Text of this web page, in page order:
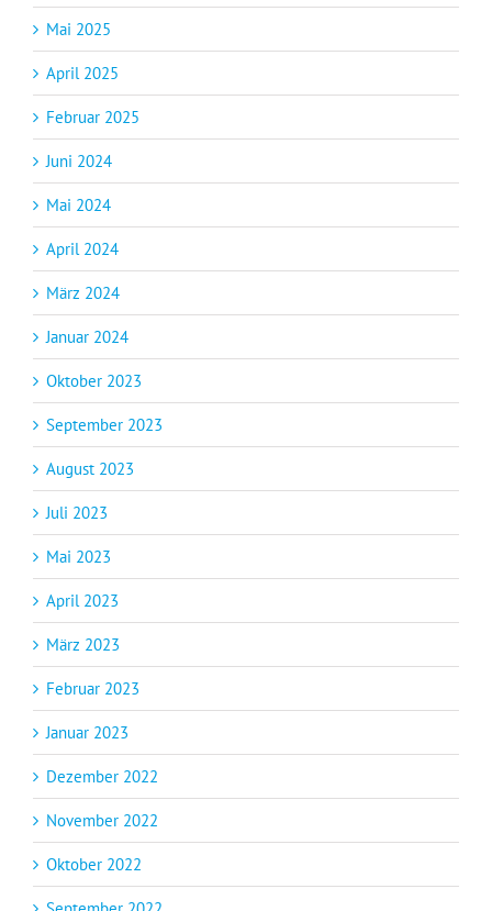
Mai 2025
April 2025
Februar 2025
Juni 2024
Mai 2024
April 2024
März 2024
Januar 2024
Oktober 2023
September 2023
August 2023
Juli 2023
Mai 2023
April 2023
März 2023
Februar 2023
Januar 2023
Dezember 2022
November 2022
Oktober 2022